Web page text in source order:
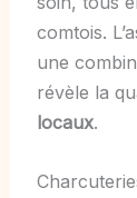
comtois.
une
révèle la
locaux.